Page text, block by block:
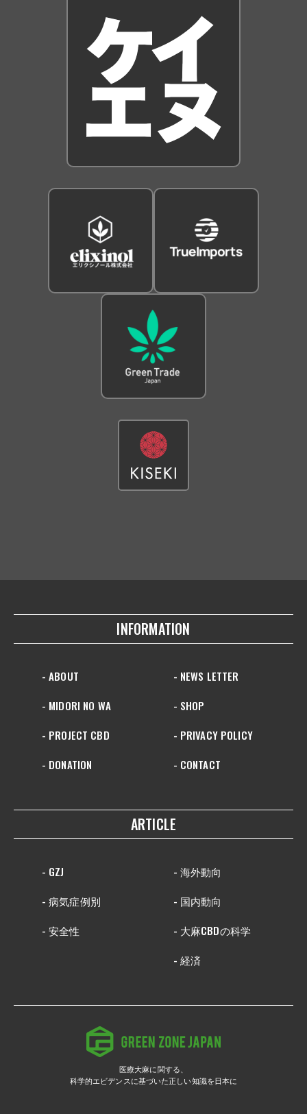
INFORMATION
- ABOUT
- MIDORI NO WA
- PROJECT CBD
- DONATION
- NEWS LETTER
- SHOP
- PRIVACY POLICY
- CONTACT
ARTICLE
- GZJ
- 病気症例別
- 安全性
- 海外動向
- 国内動向
- 大麻CBDの科学
- 経済
医療大麻に関する、
科学的エビデンスに基づいた正しい知識を日本に